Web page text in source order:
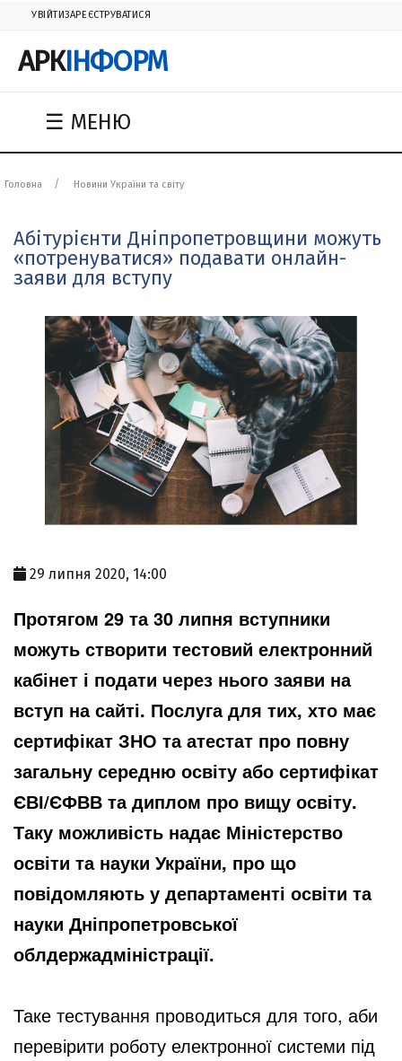
УВІЙТИЗАРЕЄСТРУВАТИСЯ
АРКІНФОРМ
☰ МЕНЮ
Головна Новини України та світу
Абітурієнти Дніпропетровщини можуть
«потренуватися» подавати онлайн-
заяви для вступу
29 липня 2020, 14:00
Протягом 29 та 30 липня вступники
можуть створити тестовий електронний
кабінет і подати через нього заяви на
вступ насайті. Послуга для тих, хто має
сертифікат ЗНО та атестат про повну
загальну середню освіту або сертифікат
ЄВІ/ЄФВВ та диплом про вищу освіту.
Таку можливість надає Міністерство
освіти та науки України, про що
повідомляють у департаменті освіти та
науки Дніпропетровської
облдержадміністрації.
Таке тестування проводиться для того, аби
перевірити роботу електронної системи під